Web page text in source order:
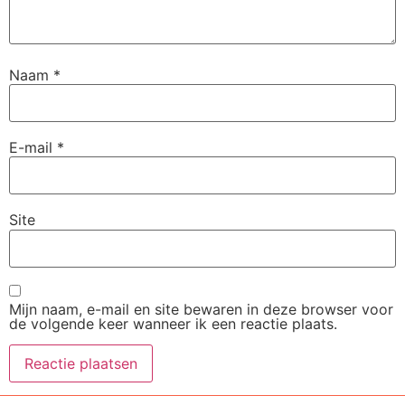
Naam *
E-mail *
Site
Mijn naam, e-mail en site bewaren in deze browser voor
de volgende keer wanneer ik een reactie plaats.